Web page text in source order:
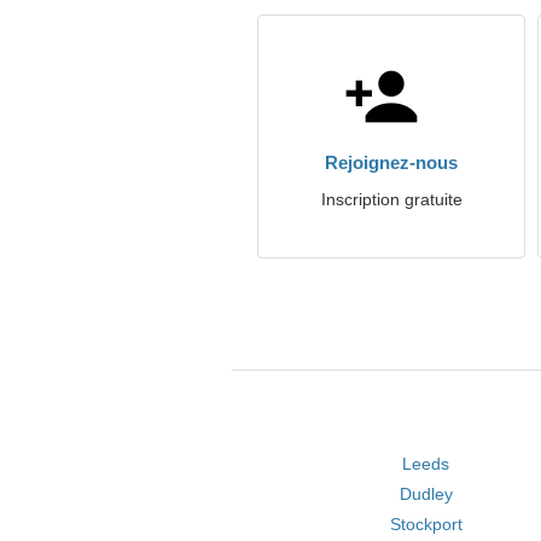
Rejoignez-nous
Inscription gratuite
Leeds
Dudley
Stockport